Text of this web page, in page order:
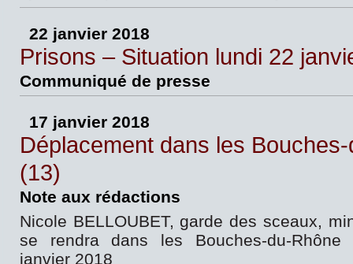
22 janvier 2018
Prisons – Situation lundi 22
Communiqué de presse
17 janvier 2018
Déplacement dans les
(13)
Note aux rédactions
Nicole BELLOUBET, garde des sceaux,
se rendra dans les Bouches-du-
janvier 2018